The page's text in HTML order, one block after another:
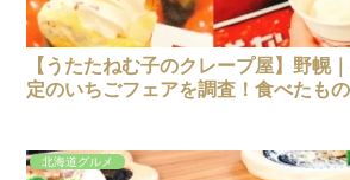
【うたたねむ子のクレープ屋】野幌
定のいちごフェアを調査！食べたも
北海道グルメ